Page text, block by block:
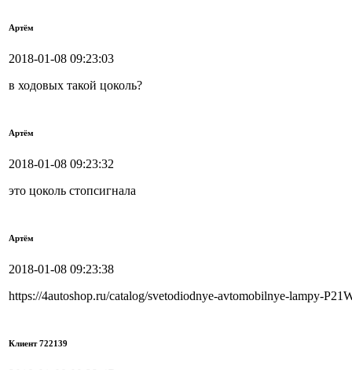
Артём
2018-01-08 09:23:03
в ходовых такой цоколь?
Артём
2018-01-08 09:23:32
это цоколь стопсигнала
Артём
2018-01-08 09:23:38
https://4autoshop.ru/catalog/svetodiodnye-avtomobilnye-lampy-
Клиент 722139